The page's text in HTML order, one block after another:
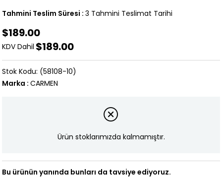
Tahmini Teslim Süresi : 3 Tahmini Teslimat Tarihi
$189.00
KDV Dahil $189.00
(58108-10)
Marka : CARMEN
Ürün stoklarımızda kalmamıştır.
Bu ürünün yanında bunları da tavsiye ediyoruz.